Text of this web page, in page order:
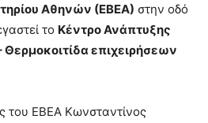
Αθηνών (ΕΒΕΑ) στην οδό
το Κέντρο Ανάπτυξης
Θερμοκοιτίδα επιχειρήσεων
του ΕΒΕΑ Κωνσταντίνος